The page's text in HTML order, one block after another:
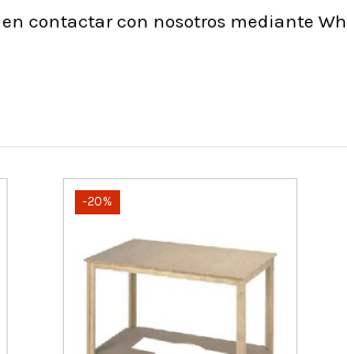
contactar con nosotros mediante
-20%